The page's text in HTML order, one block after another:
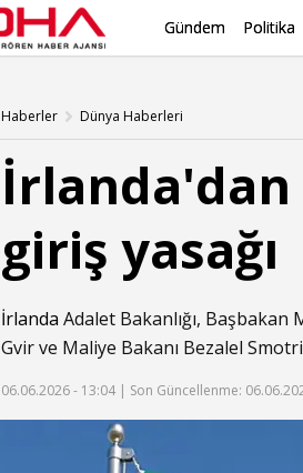
Gündem Politika
Haberler Dünya Haberleri
giriş yasağı
İrlanda Adalet Bakanlığı,
Gvir ve Maliye Bakanı Bezalel
06.06.2026 - 13:04 | Son Güncellenme: